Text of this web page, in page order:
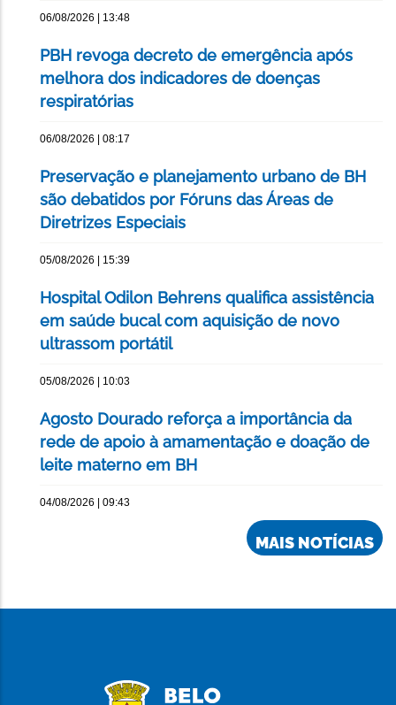
06/08/2026 | 13:48
PBH revoga decreto de emergência após
melhora dos indicadores de doenças
respiratórias
06/08/2026 | 08:17
Preservação e planejamento urbano de BH
são debatidos por Fóruns das Áreas de
Diretrizes Especiais
05/08/2026 | 15:39
Hospital Odilon Behrens qualifica assistência
em saúde bucal com aquisição de novo
ultrassom portátil
05/08/2026 | 10:03
Agosto Dourado reforça a importância da
rede de apoio à amamentação e doação de
leite materno em BH
04/08/2026 | 09:43
MAIS NOTÍCIAS